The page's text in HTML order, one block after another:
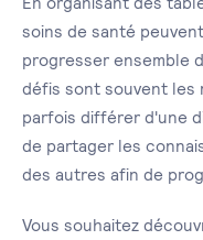
soins de santé
progresser ensemble
défis sont souvent les
parfois différer d'une
de partager les
des autres afin de
Vous souhaitez